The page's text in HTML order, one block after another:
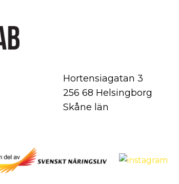
Hortensiagatan 3
256 68 Helsingborg
Skåne län